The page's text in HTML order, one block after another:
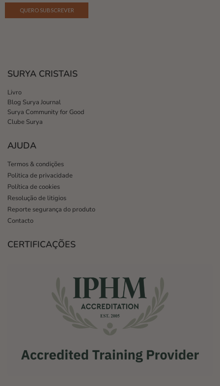
SURYA CRISTAIS
Livro
Blog Surya Journal
Surya Community for Good
Clube Surya
AJUDA
Termos & condições
Politica de privacidade
Política de cookies
Resolução de litigios
Reporte segurança do produto
Contacto
CERTIFICAÇÕES